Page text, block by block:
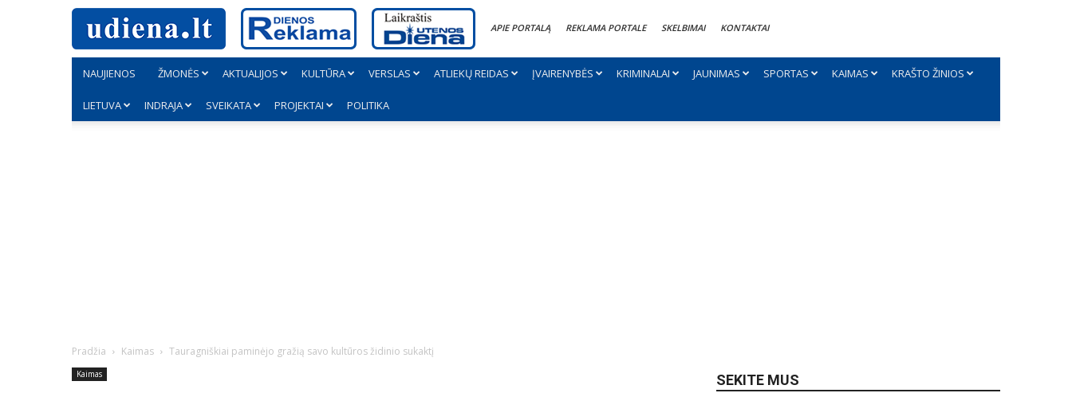
APIE PORTALĄ REKLAMA PORTALE SKELBIMAI KONTAKTAI
NAUJIENOS ŽMONĖS AKTUALIJOS KULTŪRA VERSLAS ATLIEKŲ REIDAS ĮVAIRENYBĖS KRIMINALAI JAUNIMAS SPORTAS KAIMAS KRAŠTO ŽINIOS
LIETUVA INDRAJA SVEIKATA PROJEKTAI POLITIKA
Pradžia Kaimas Tauragniškiai paminėjo gražią savo kultūros židinio sukaktį
Kaimas SEKITE MUS